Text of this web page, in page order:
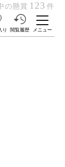
の懸賞 123 件
り 閲覧履歴 メニュー